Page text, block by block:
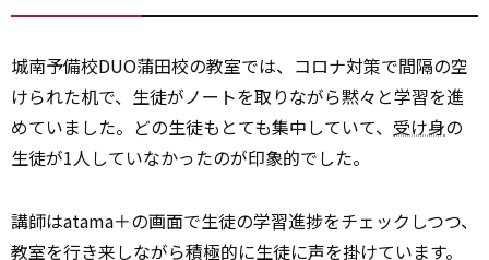
城南予備校DUO蒲田校の教室では、コロナ対策で間隔の空
けられた机で、生徒がノートを取りながら黙々と学習を進
めていました。どの生徒もとても集中していて、 受け身の
生徒が1人していなかったのが印象的でした。
講師はatama＋の画面で生徒の学習進捗をチェックしつつ、
教室を行き来しながら積極的に生徒に声を掛けています。